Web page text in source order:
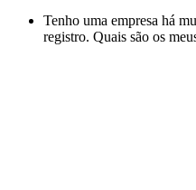
Tenho uma empresa há
registro. Quais são os